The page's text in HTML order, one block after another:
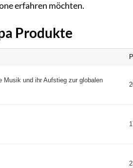
erfahren möchten.
Produkte
Musik und ihr Aufstieg zur globalen